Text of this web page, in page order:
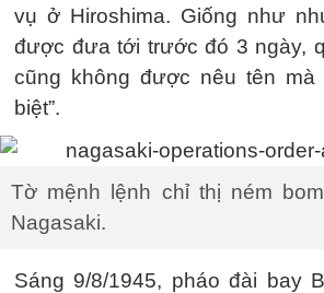
vụ ở Hiroshima. Giống như
được đưa tới trước đó 3 ngày,
cũng không được nêu tên mà
biệt”.
Tờ mệnh lệnh chỉ thị ném
Nagasaki.
Sáng 9/8/1945, pháo đài bay